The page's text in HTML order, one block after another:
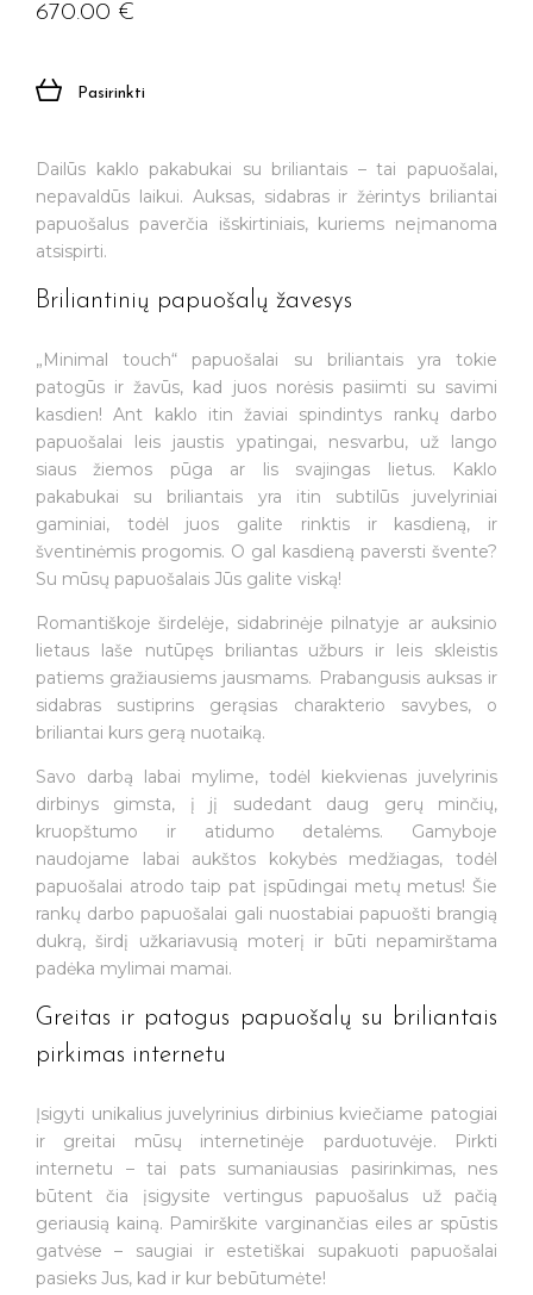
670.00 €
Pasirinkti
Dailūs kaklo pakabukai su briliantais – tai papuošalai,
nepavaldūs laikui. Auksas, sidabras ir žėrintys briliantai
papuošalus paverčia išskirtiniais, kuriems neįmanoma
atsispirti.
Briliantinių papuošalų žavesys
„Minimal touch“ papuošalai su briliantais yra tokie
patogūs ir žavūs, kad juos norėsis pasiimti su savimi
kasdien! Ant kaklo itin žaviai spindintys rankų darbo
papuošalai leis jaustis ypatingai, nesvarbu, už lango
siaus žiemos pūga ar lis svajingas lietus. Kaklo
pakabukai su briliantais yra itin subtilūs juvelyriniai
gaminiai, todėl juos galite rinktis ir kasdieną, ir
šventinėmis progomis. O gal kasdieną paversti švente?
Su mūsų papuošalais Jūs galite viską!
Romantiškoje širdelėje, sidabrinėje pilnatyje ar auksinio
lietaus laše nutūpęs briliantas užburs ir leis skleistis
patiems gražiausiems jausmams. Prabangusis auksas ir
sidabras sustiprins gerąsias charakterio savybes, o
briliantai kurs gerą nuotaiką.
Savo darbą labai mylime, todėl kiekvienas juvelyrinis
dirbinys gimsta, į jį sudedant daug gerų minčių,
kruopštumo ir atidumo detalėms. Gamyboje
naudojame labai aukštos kokybės medžiagas, todėl
papuošalai atrodo taip pat įspūdingai metų metus! Šie
rankų darbo papuošalai gali nuostabiai papuošti brangią
dukrą, širdį užkariavusią moterį ir būti nepamirštama
padėka mylimai mamai.
Greitas ir patogus papuošalų su briliantais
pirkimas internetu
Įsigyti unikalius juvelyrinius dirbinius kviečiame patogiai
ir greitai mūsų internetinėje parduotuvėje. Pirkti
internetu – tai pats sumaniausias pasirinkimas, nes
būtent čia įsigysite vertingus papuošalus už pačią
geriausią kainą. Pamirškite varginančias eiles ar spūstis
gatvėse – saugiai ir estetiškai supakuoti papuošalai
pasieks Jus, kad ir kur bebūtumėte!